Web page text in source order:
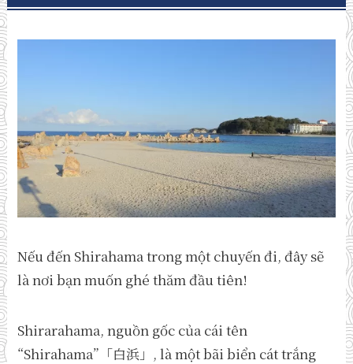
Nếu đến Shirahama trong một chuyến đi, đây sẽ
là nơi bạn muốn ghé thăm đầu tiên!
Shirarahama, nguồn gốc của cái tên
“Shirahama”「白浜」, là một bãi biển cát trắng